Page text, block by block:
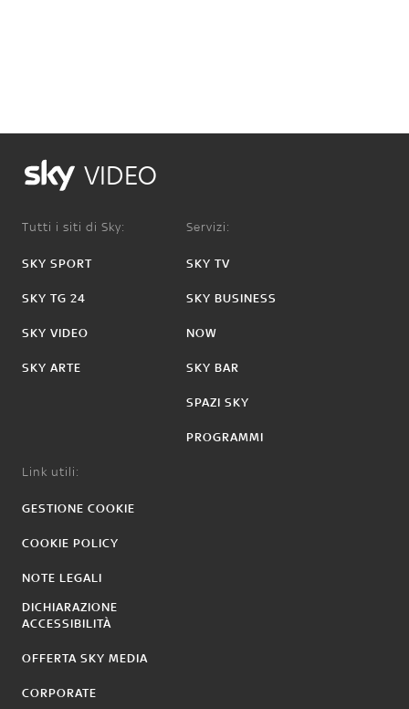
VIDEO
Tutti i siti di Sky:
SKY SPORT
SKY TG 24
SKY VIDEO
SKY ARTE
Servizi:
SKY TV
SKY BUSINESS
NOW
SKY BAR
SPAZI SKY
PROGRAMMI
Link utili:
GESTIONE COOKIE
COOKIE POLICY
NOTE LEGALI
DICHIARAZIONE
ACCESSIBILITÀ
OFFERTA SKY MEDIA
CORPORATE